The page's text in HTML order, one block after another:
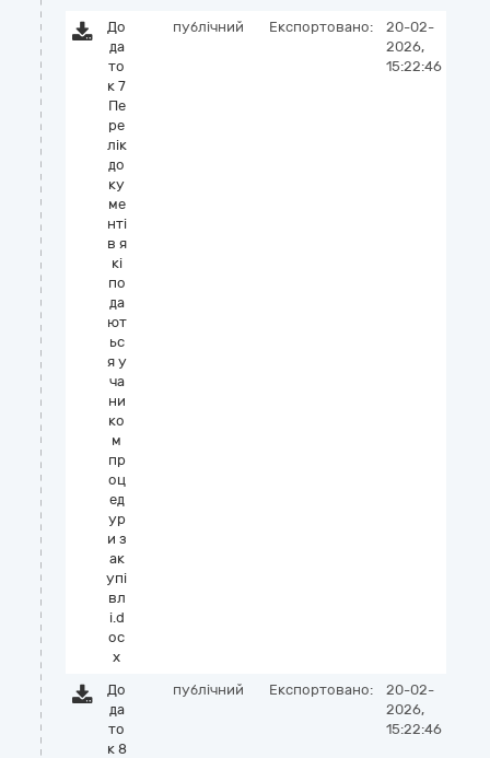
До
да
то
к 7
Пе
ре
лік
до
ку
ме
нті
в я
кі
по
да
ют
ьс
я у
ча
ни
ко
м
пр
оц
ед
ур
и з
ак
упі
вл
і.d
oc
x
публічний Експортовано:
20-02-
2026,
15:22:46
До
да
то
к 8
публічний Експортовано:
20-02-
2026,
15:22:46